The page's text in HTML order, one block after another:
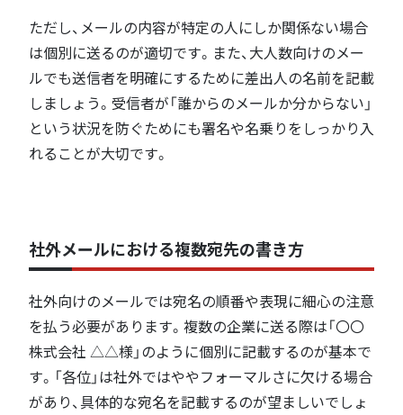
ただし、メールの内容が特定の人にしか関係ない場合
は個別に送るのが適切です。また、大人数向けのメー
ルでも送信者を明確にするために差出人の名前を記載
しましょう。受信者が「誰からのメールか分からない」
という状況を防ぐためにも署名や名乗りをしっかり入
れることが大切です。
社外メールにおける複数宛先の書き方
社外向けのメールでは宛名の順番や表現に細心の注意
を払う必要があります。複数の企業に送る際は「〇〇
株式会社 △△様」のように個別に記載するのが基本で
す。「各位」は社外ではややフォーマルさに欠ける場合
があり、具体的な宛名を記載するのが望ましいでしょ